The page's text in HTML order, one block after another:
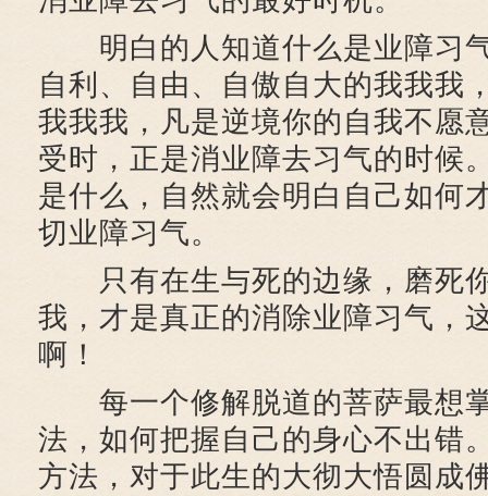
明白的人知道什么是业障习
自利、自由、自傲自大的我我我
我我我，凡是逆境你的自我不愿
受时，正是消业障去习气的时候
是什么，自然就会明白自己如何
切业障习气。
只有在生与死的边缘，磨死
我，才是真正的消除业障习气，
啊！
每一个修解脱道的菩萨最想
法，如何把握自己的身心不出错
方法，对于此生的大彻大悟圆成